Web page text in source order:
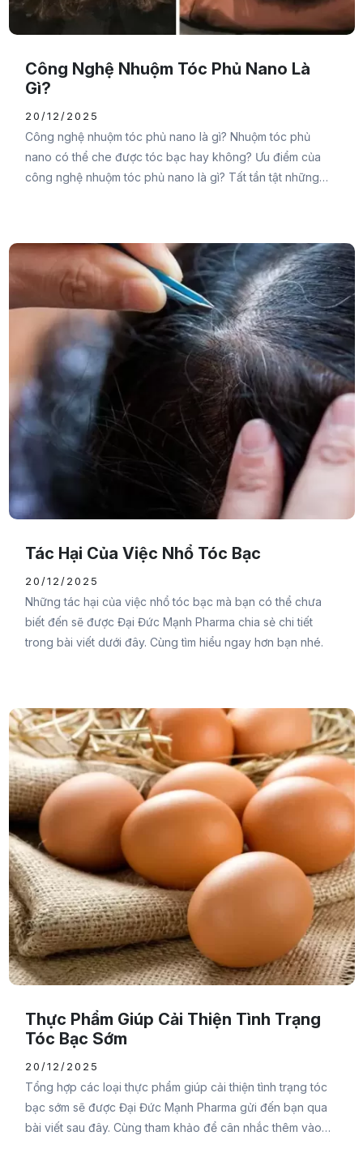
Công Nghệ Nhuộm Tóc Phủ Nano Là
Gì?
20/12/2025
Công nghệ nhuộm tóc phủ nano là gì? Nhuộm tóc phủ
nano có thể che được tóc bạc hay không? Ưu điểm của
công nghệ nhuộm tóc phủ nano là gì? Tất tần tật những
Tác Hại Của Việc Nhổ Tóc Bạc
20/12/2025
Những tác hại của việc nhổ tóc bạc mà bạn có thể chưa
biết đến sẽ được Đại Đức Mạnh Pharma chia sẻ chi tiết
trong bài viết dưới đây. Cùng tìm hiểu ngay hơn bạn nhé.
Thực Phẩm Giúp Cải Thiện Tình Trạng
Tóc Bạc Sớm
20/12/2025
Tổng hợp các loại thực phẩm giúp cải thiện tình trạng tóc
bạc sớm sẽ được Đại Đức Mạnh Pharma gửi đến bạn qua
bài viết sau đây. Cùng tham khảo để cân nhắc thêm vào